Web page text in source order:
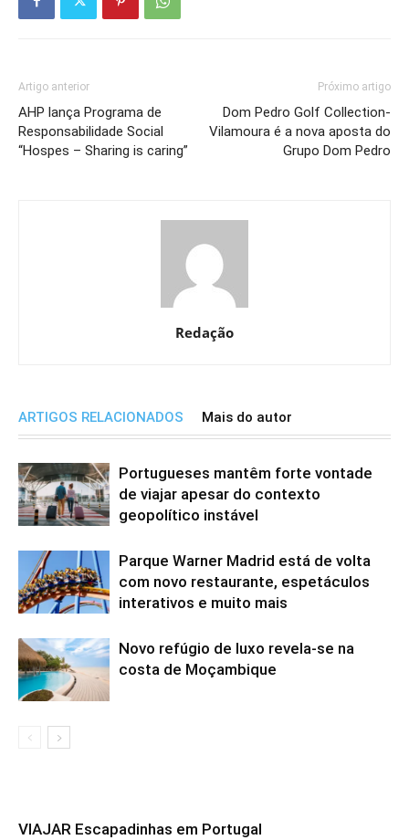
Artigo anterior
AHP lança Programa de
Responsabilidade Social
“Hospes – Sharing is caring”
Próximo artigo
Dom Pedro Golf Collection-
Vilamoura é a nova aposta do
Grupo Dom Pedro
Redação
ARTIGOS RELACIONADOS Mais do autor
Portugueses mantêm forte vontade
de viajar apesar do contexto
geopolítico instável
Parque Warner Madrid está de volta
com novo restaurante, espetáculos
interativos e muito mais
Novo refúgio de luxo revela-se na
costa de Moçambique
VIAJAR Escapadinhas em Portugal